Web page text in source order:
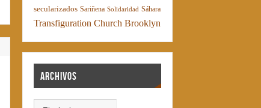
secularizados Sariñena Solidaridad Sáhara
Transfiguration Church Brooklyn
Archivos